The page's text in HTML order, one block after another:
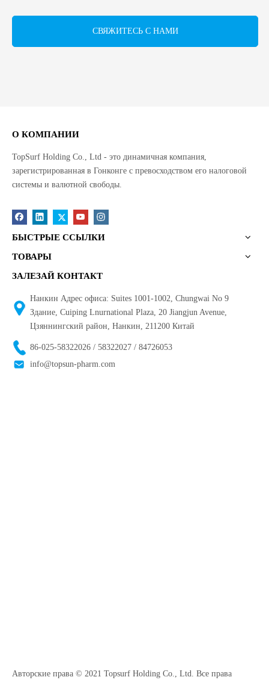
СВЯЖИТЕСЬ С НАМИ
О КОМПАНИИ
TopSurf Holding Co., Ltd - это динамичная компания,
зарегистрированная в Гонконге с превосходством его налоговой
системы и валютной свободы.
БЫСТРЫЕ ССЫЛКИ
ТОВАРЫ
ЗАЛЕЗАЙ КОНТАКТ
Нанкин Адрес офиса: Suites 1001-1002, Chungwai No 9
Здание, Cuiping Lnurnational Plaza, 20 Jiangjun Avenue,
Цзяннингский район, Нанкин, 211200 Китай
86-025-58322026 / 58322027 / 84726053
info@topsun-pharm.com
Авторские права © 2021 Topsurf Holding Co., Ltd. Все права